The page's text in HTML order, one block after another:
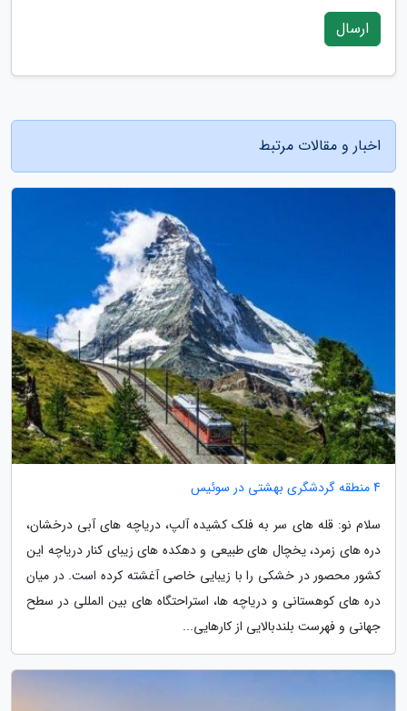
ارسال
اخبار و مقالات مرتبط
4 منطقه گردشگری بهشتی در سوئیس
سلام نو: قله های سر به فلک کشیده آلپ، دریاچه های آبی درخشان،
دره های زمرد، یخچال های طبیعی و دهکده های زیبای کنار دریاچه این
کشور محصور در خشکی را با زیبایی خاصی آغشته کرده است. در میان
دره های کوهستانی و دریاچه ها، استراحتگاه های بین المللی در سطح
جهانی و فهرست بلندبالایی از کارهایی...